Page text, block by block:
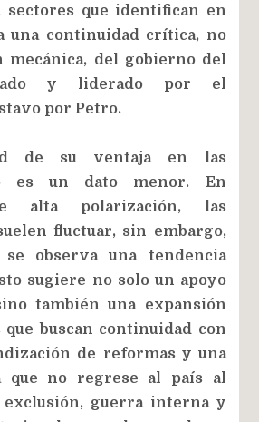
sectores que identifican en
una continuidad crítica, no
mecánica, del gobierno del
y liderado por el
por Petro.
de su ventaja en las
es un dato menor. En
alta polarización, las
fluctuar, sin embargo,
observa una tendencia
sugiere no solo un apoyo
también una expansión
que buscan continuidad con
de reformas y una
que no regrese al país al
guerra interna y